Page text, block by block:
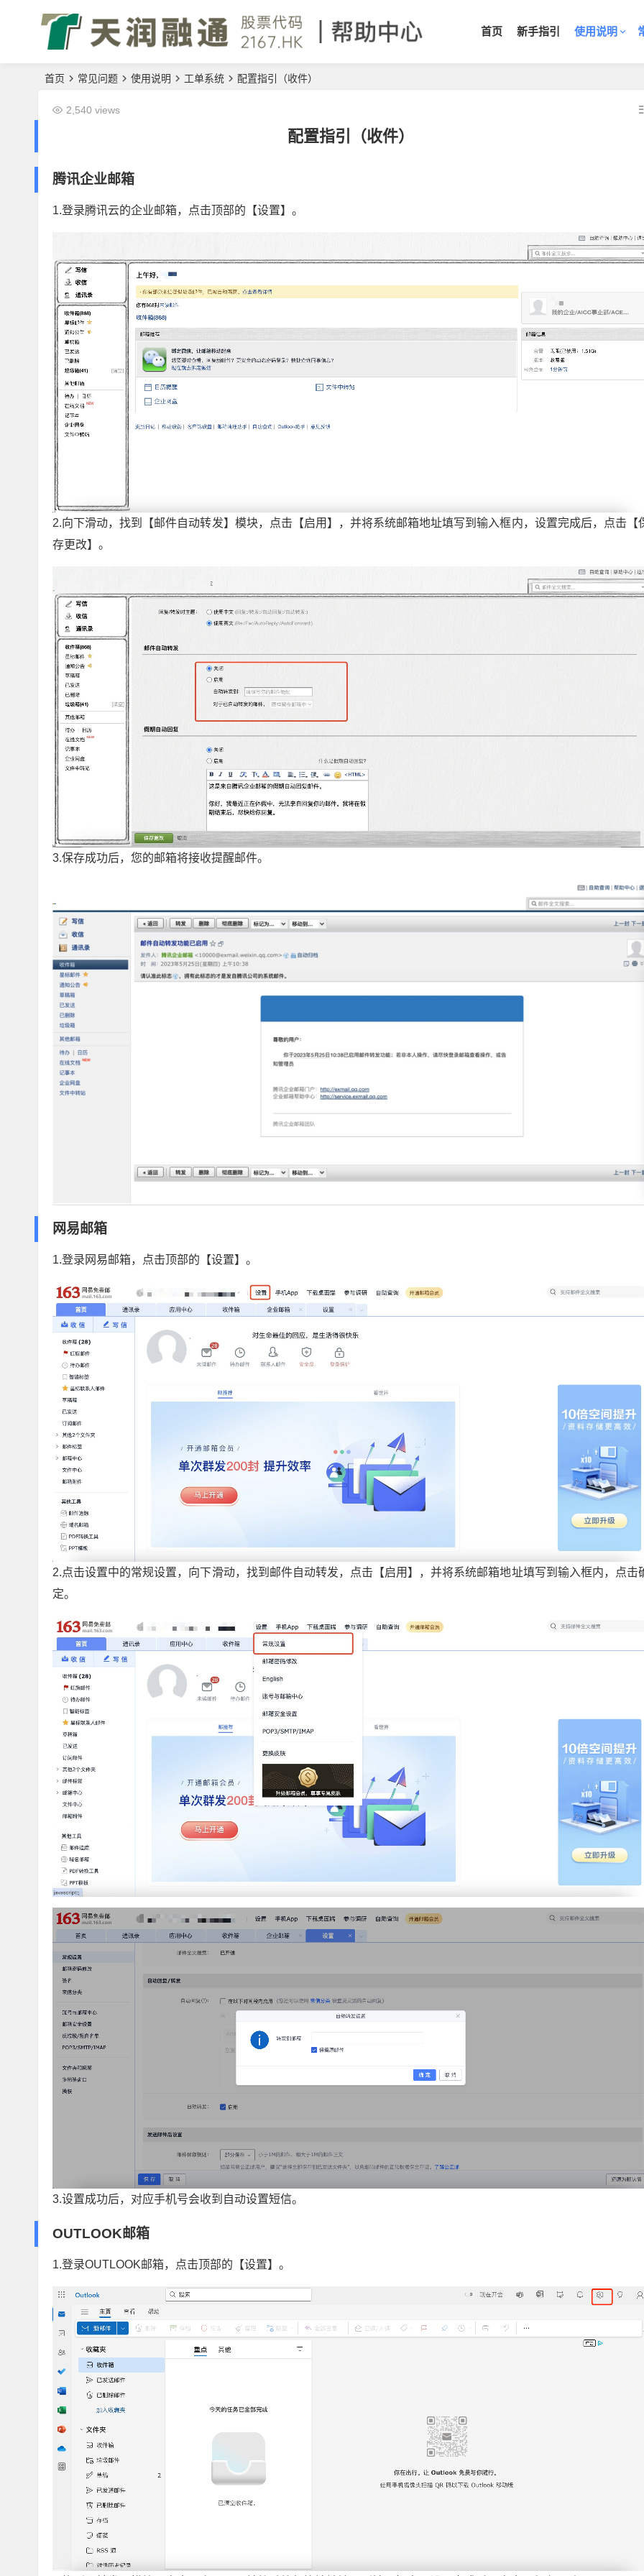
首页 新手指引 使用说明
首页 常见问题 使用说明 工单系统 配置指引（收件）
配置指引（收件）
2,540 views
腾讯企业邮箱
1.登录腾讯云的企业邮箱，点击顶部的【设置】。
2.向下滑动，找到【邮件自动转发】模块，点击【启用】，并将系统邮箱地址填写到输入框内，设置完成后，点击【
存更改】。
3.保存成功后，您的邮箱将接收提醒邮件。
网易邮箱
1.登录网易邮箱，点击顶部的【设置】。
2.点击设置中的常规设置，向下滑动，找到邮件自动转发，点击【启用】，并将系统邮箱地址填写到输入框内，点击
定。
3.设置成功后，对应手机号会收到自动设置短信。
OUTLOOK邮箱
1.登录OUTLOOK邮箱，点击顶部的【设置】。